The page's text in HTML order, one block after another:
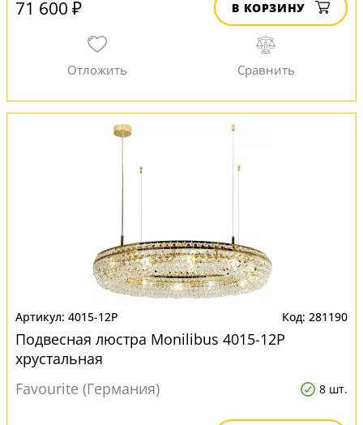
71 600 ₽ В КОРЗИНУ
4015-12P 281190
Подвесная люстра Monilibus 4015-12P
хрустальная
Favourite (Германия)
8 шт.